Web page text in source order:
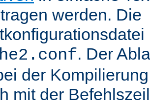
werden. Die
. Der
der
mit der